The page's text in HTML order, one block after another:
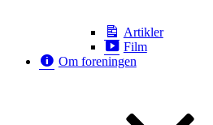
Artikler
Film
Om foreningen